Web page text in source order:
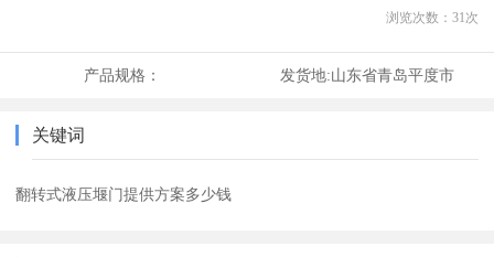
浏览次数： 31次
产品规格： 发货地:山东省青岛平度市
关键词
翻转式液压堰门提供方案多少钱